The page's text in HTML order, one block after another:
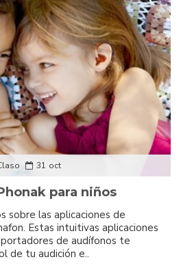
31 oct
para niños
sobre las aplicaciones de
Estas intuitivas aplicaciones
de audífonos te
de tu audición e..